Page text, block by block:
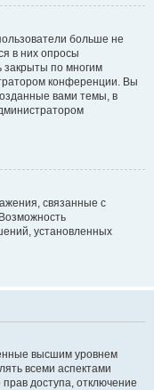
больше не
в них опросы
закрыты по многим
конференции. Вы
вами темы, в
связанные с
установленных
высшим уровнем
всеми аспектами
доступа, отключение